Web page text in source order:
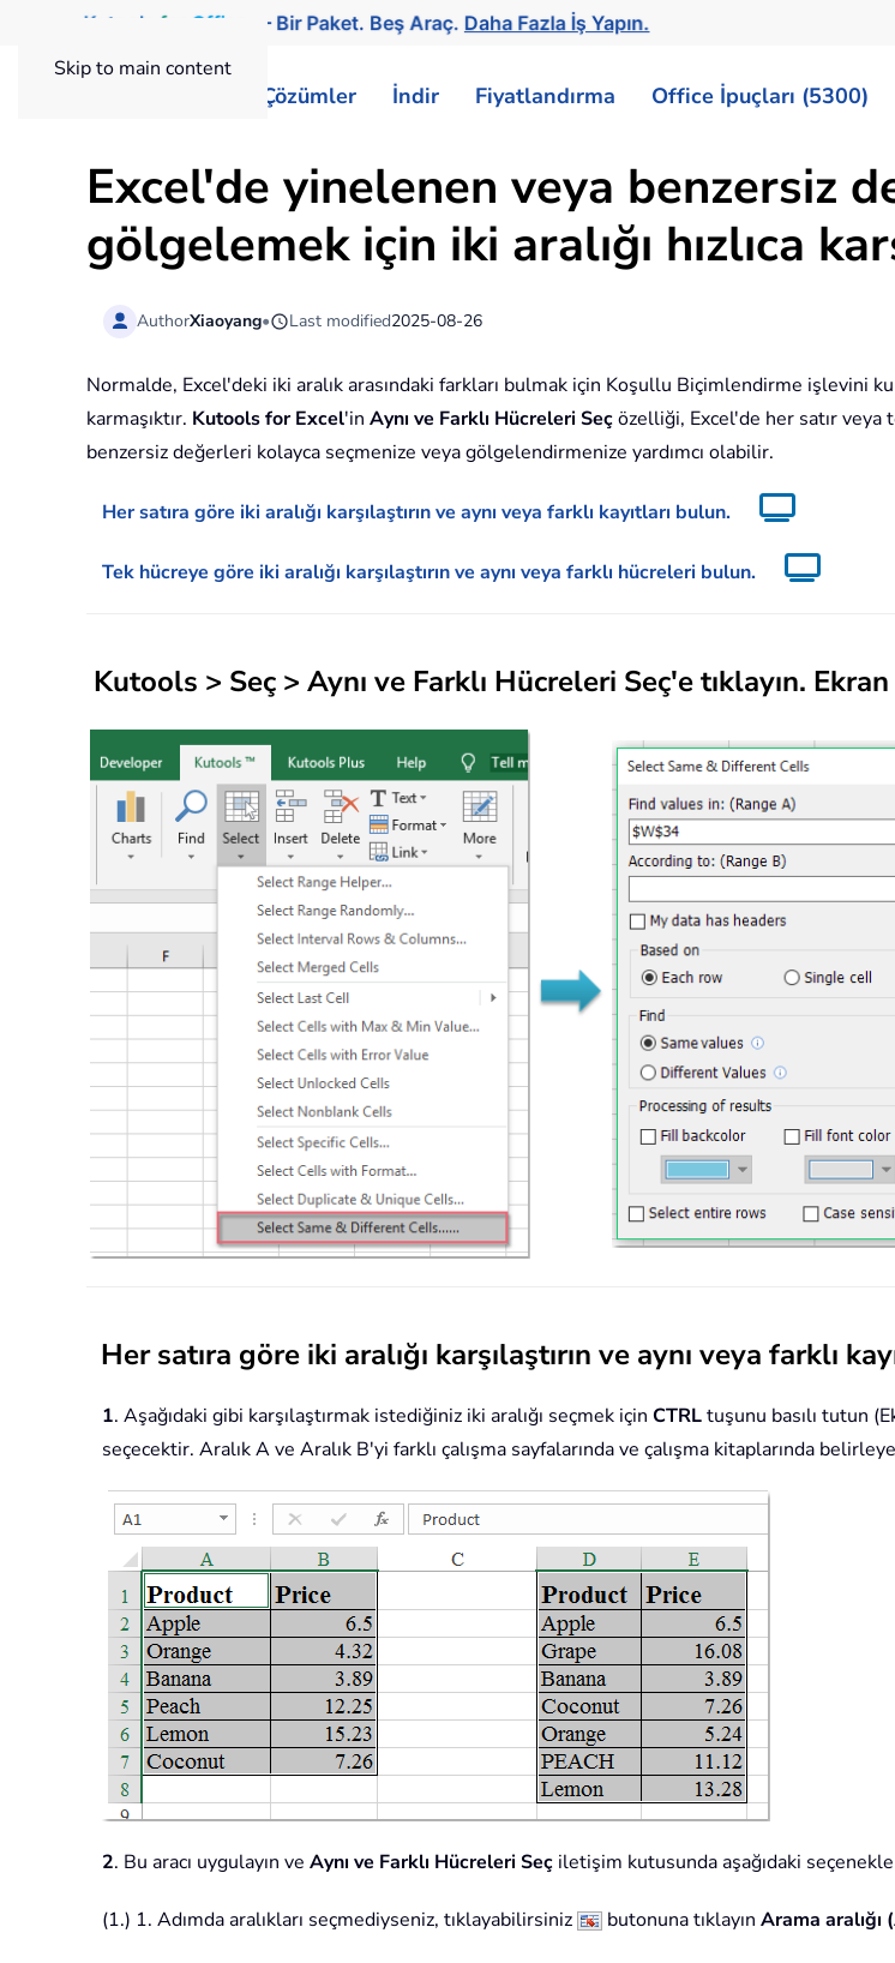
Skip to main content
Kutools for Office — Bir Paket. Beş Araç.Daha Fazla İş Yapın.
Çözümler İndir Fiyatlandırma Office İpuçları (5300)
Excel'de yinelenen veya benzersiz
gölgelemek için iki aralığı hızlıca
AuthorXiaoyang• Last modified2025-08-26
Normalde, Excel'deki iki aralık arasındaki farkları bulmak için Koşullu Biçimlendirme işlevini
karmaşıktır. Kutools for Excel'in Aynı ve Farklı Hücreleri Seçözelliği, Excel'de her satır
benzersiz değerleri kolayca seçmenize veya gölgelendirmenize yardımcı olabilir.
Her satıra göre iki aralığı karşılaştırın ve aynı veya farklı kayıtları bulun.
Tek hücreye göre iki aralığı karşılaştırın ve aynı veya farklı hücreleri bulun.
Kutools > Seç > Aynı ve Farklı Hücreleri Seç'e tıklayın.
Her satıra göre iki aralığı karşılaştırın ve aynı veya farklı
1. Aşağıdaki gibi karşılaştırmak istediğiniz iki aralığı seçmek için CTRLtuşunu basılı tutun
seçecektir. Aralık A ve Aralık B'yi farklı çalışma sayfalarında ve çalışma kitaplarında
2. Bu aracı uygulayın ve Aynı ve Farklı Hücreleri Seç iletişim kutusunda aşağıdaki
(1.) 1. Adımda aralıkları seçmediyseniz, tıklayabilirsiniz butonuna tıklayın Arama aralığı